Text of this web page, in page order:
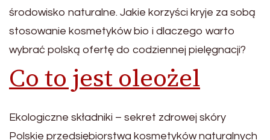
środowisko naturalne. Jakie korzyści kryje za sobą
stosowanie kosmetyków bio i dlaczego warto
wybrać polską ofertę do codziennej pielęgnacji?
Co to jest oleożel
Ekologiczne składniki – sekret zdrowej skóry
Polskie przedsiębiorstwa kosmetyków naturalnych